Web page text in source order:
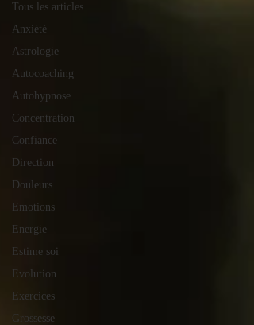
Tous les articles
Anxiété
Astrologie
Autocoaching
Autohypnose
Concentration
Confiance
Direction
Douleurs
Emotions
Energie
Estime soi
Evolution
Exercices
Grossesse